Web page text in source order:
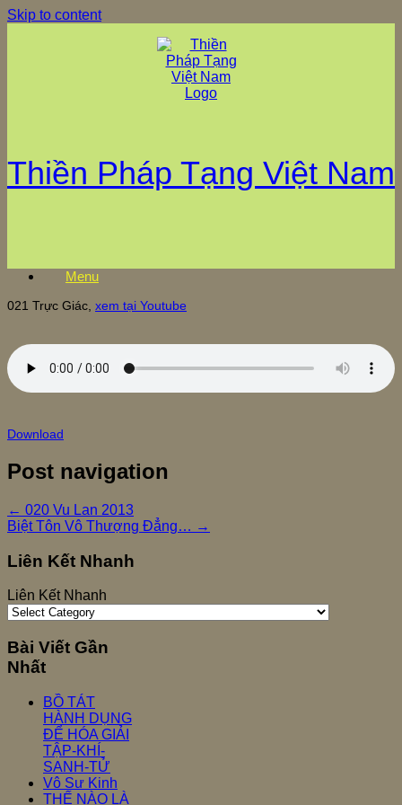
Skip to content
Thiền Pháp Tạng Việt Nam
Menu
021 Trực Giác, xem tại Youtube
Download
Post navigation
← 020 Vu Lan 2013
Biệt Tôn Vô Thượng Đẳng… →
Liên Kết Nhanh
Liên Kết Nhanh
Bài Viết Gần
Nhất
BỒ TÁT
HÀNH DỤNG
ĐỂ HÓA GIẢI
TẬP-KHÍ-
SANH-TỬ
Vô Sư Kinh
THẾ NÀO LÀ